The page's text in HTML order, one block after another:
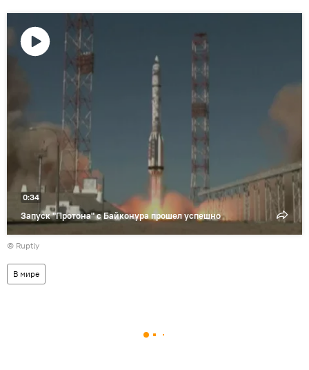
Воспроизвести
Запуск "Протона" с Байконура прошел успешно
0:34
© Ruptly
В мире